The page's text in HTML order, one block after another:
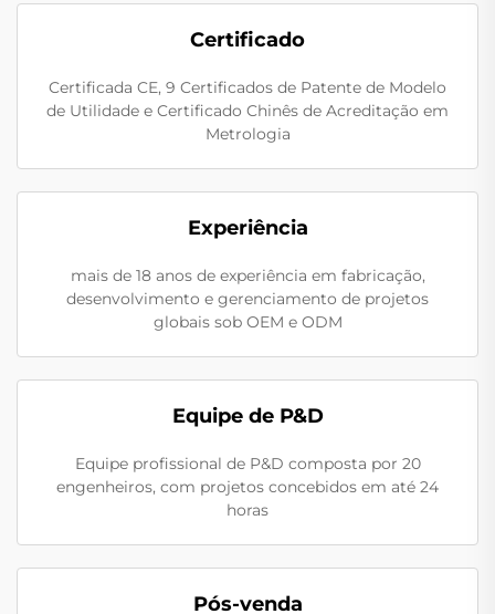
Certificado
Certificada CE, 9 Certificados de Patente de Modelo
de Utilidade e Certificado Chinês de Acreditação em
Metrologia
Experiência
mais de 18 anos de experiência em fabricação,
desenvolvimento e gerenciamento de projetos
globais sob OEM e ODM
Equipe de P&D
Equipe profissional de P&D composta por 20
engenheiros, com projetos concebidos em até 24
horas
Pós-venda